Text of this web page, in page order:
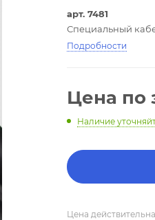
арт. 7481
Специальный
Подробности
Цена по
Наличие
Цена